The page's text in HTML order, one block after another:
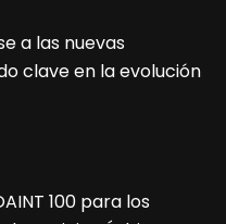
a las nuevas
clave en la evolución